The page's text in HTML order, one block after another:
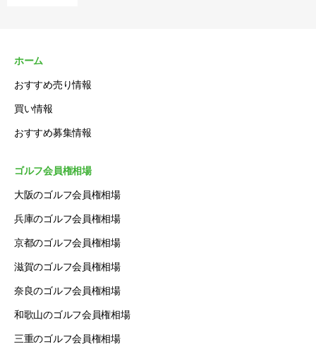
ホーム
おすすめ売り情報
買い情報
おすすめ募集情報
ゴルフ会員権相場
大阪のゴルフ会員権相場
兵庫のゴルフ会員権相場
京都のゴルフ会員権相場
滋賀のゴルフ会員権相場
奈良のゴルフ会員権相場
和歌山のゴルフ会員権相場
三重のゴルフ会員権相場